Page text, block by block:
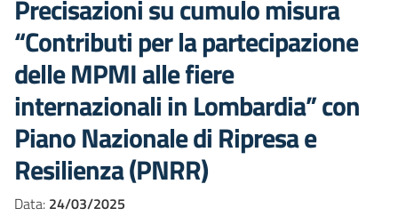
Precisazioni su cumulo misura
“Contributi per la partecipazione
delle MPMI alle fiere
internazionali in Lombardia” con
Piano Nazionale di Ripresa e
Resilienza (PNRR)
Data: 24/03/2025